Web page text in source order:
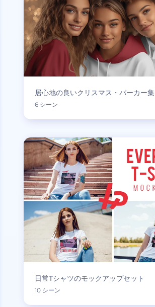
居心地の良いクリスマス・パーカー集
6 シーン
日常Tシャツのモックアップセット
10 シーン